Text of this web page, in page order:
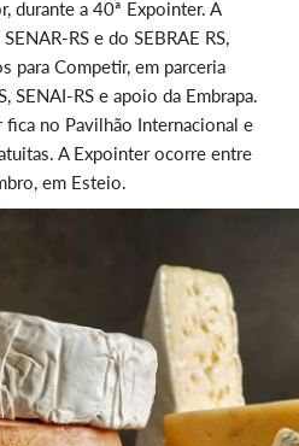
durante a 40ª Expointer. A
RS e do SEBRAE RS,
para Competir, em parceria
SENAI-RS e apoio da Embrapa.
fica no Pavilhão Internacional e
A Expointer ocorre entre
em Esteio.